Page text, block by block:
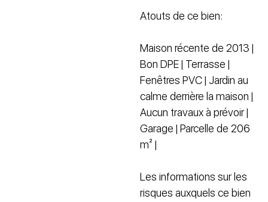
Atouts de ce bien:
Maison récente de 2013 |
Bon DPE | Terrasse |
Fenêtres PVC | Jardin au
calme derrière la maison |
Aucun travaux à prévoir |
Garage | Parcelle de 206
m² |
Les informations sur les
risques auxquels ce bien